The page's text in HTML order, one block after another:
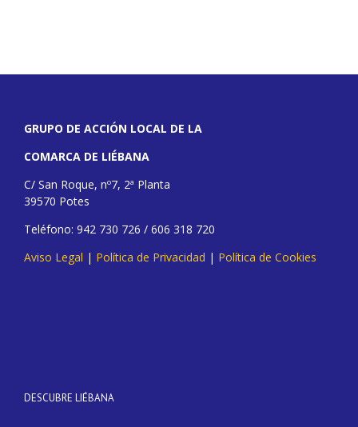
GRUPO DE ACCIÓN LOCAL DE LA
COMARCA DE LIÉBANA
C/ San Roque, nº7, 2ª Planta
39570 Potes
Teléfono: 942 730 726 / 606 318 720
Aviso Legal | Política de Privacidad | Política de Cookies
DESCUBRE LIÉBANA